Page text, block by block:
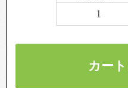
カー